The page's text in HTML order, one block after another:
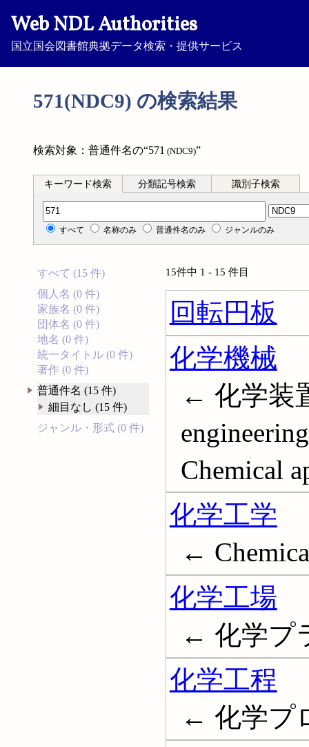
Web NDL Authorities
国立国会図書館典拠データ検索・提供サービス
571(NDC9) の検索結果
検索対象：普通件名の“571 (NDC9)”
キーワード検索 分類記号検索 識別子検索
分類記号検索
すべて 名称のみ 普通件名のみ ジャンルのみ
すべて (15 件)
個人名 (0 件)
家族名 (0 件)
団体名 (0 件)
地名 (0 件)
統一タイトル (0 件)
著作 (0 件)
普通件名 (15 件)
細目なし (15 件)
ジャンル・形式 (0 件)
15件中 1 - 15 件目
回転円板
化学機械
← 化学装
Chemical
化学工学
←
化学工場
← 化学プ
化学工程
← 化学プ